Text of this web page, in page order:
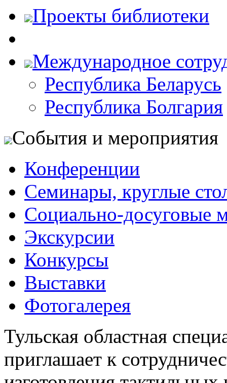
Проекты библиотеки
Международное
Республика Беларусь
Республика Болгария
События и мероприятия
Конференции
Семинары, круглые
Социально-досуговые
Экскурсии
Конкурсы
Выставки
Фотогалерея
Тульская областная
приглашает к